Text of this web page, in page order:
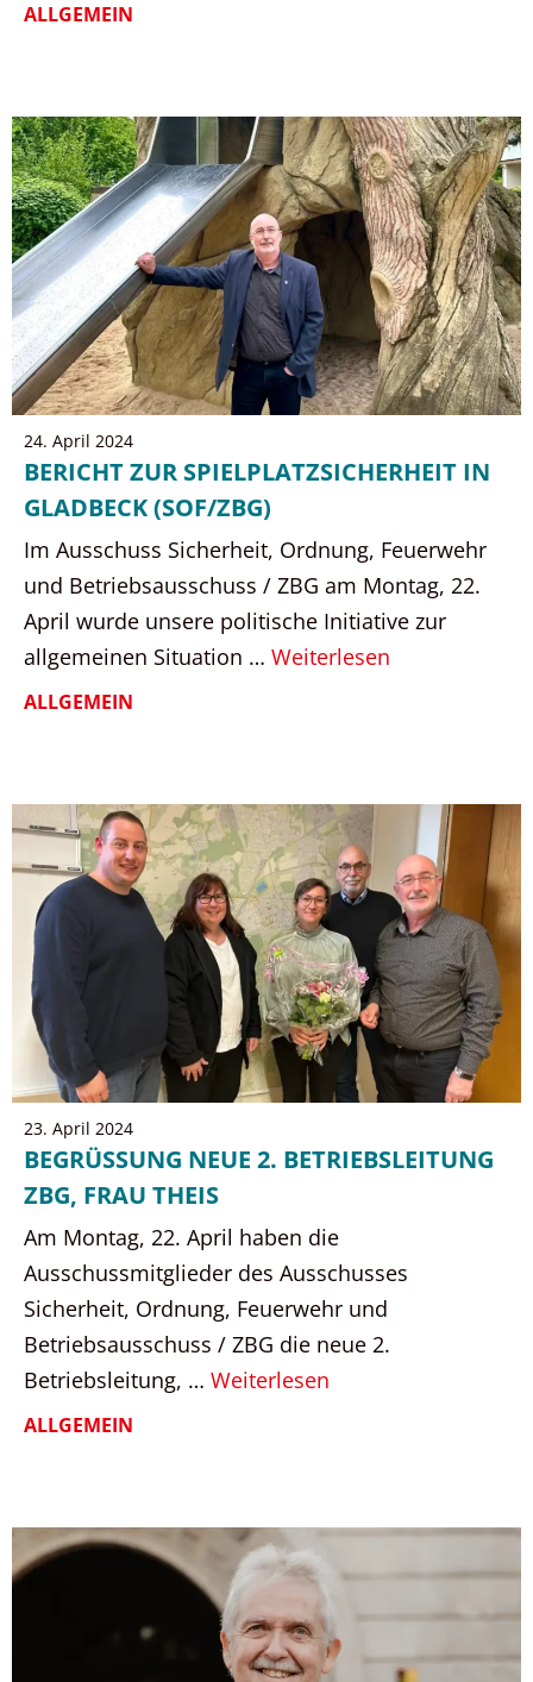
ALLGEMEIN
24. April 2024
BERICHT ZUR SPIELPLATZSICHERHEIT IN
GLADBECK (SOF/ZBG)
Im Ausschuss Sicherheit, Ordnung, Feuerwehr
und Betriebsausschuss / ZBG am Montag, 22.
April wurde unsere politische Initiative zur
allgemeinen Situation … Weiterlesen
ALLGEMEIN
23. April 2024
BEGRÜSSUNG NEUE 2. BETRIEBSLEITUNG Z
BG, FRAU THEIS
Am Montag, 22. April haben die
Ausschussmitglieder des Ausschusses
Sicherheit, Ordnung, Feuerwehr und
Betriebsausschuss / ZBG die neue 2.
Betriebsleitung, … Weiterlesen
ALLGEMEIN